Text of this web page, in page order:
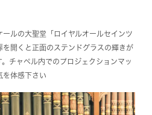
ルの大聖堂「ロイヤルオールセインツ
を開くと正面のステンドグラスの輝きが
。チャペル内でのプロジェクションマッ
を体感下さい